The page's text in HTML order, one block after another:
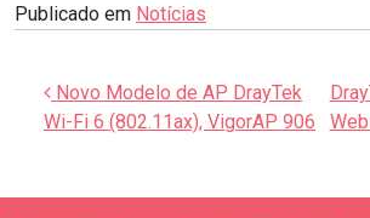
Publicado em Notícias
Navegação de artigos
Novo Modelo de AP DrayTek
Wi-Fi 6 (802.11ax), VigorAP 906